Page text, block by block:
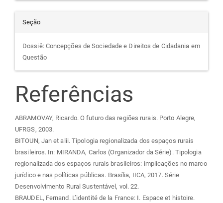
Seção
Dossiê: Concepções de Sociedade e Direitos de Cidadania em
Questão
Referências
ABRAMOVAY, Ricardo. O futuro das regiões rurais. Porto Alegre,
UFRGS, 2003.
BITOUN, Jan et alii. Tipologia regionalizada dos espaços rurais
brasileiros. In: MIRANDA, Carlos (Organizador da Série). Tipologia
regionalizada dos espaços rurais brasileiros: implicações no marco
jurídico e nas políticas públicas. Brasília, IICA, 2017. Série
Desenvolvimento Rural Sustentável, vol. 22.
BRAUDEL, Fernand. L’identité de la France: I. Espace et histoire.